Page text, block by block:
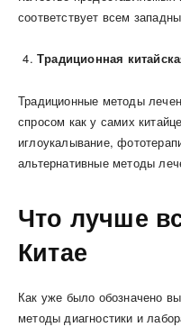
соответствует всем
Традиционная
Традиционные методы
спросом как у самих
иглоукалывание,
альтернативные методы
Что лучше
Китае
Как уже было обозначено
методы диагностики и